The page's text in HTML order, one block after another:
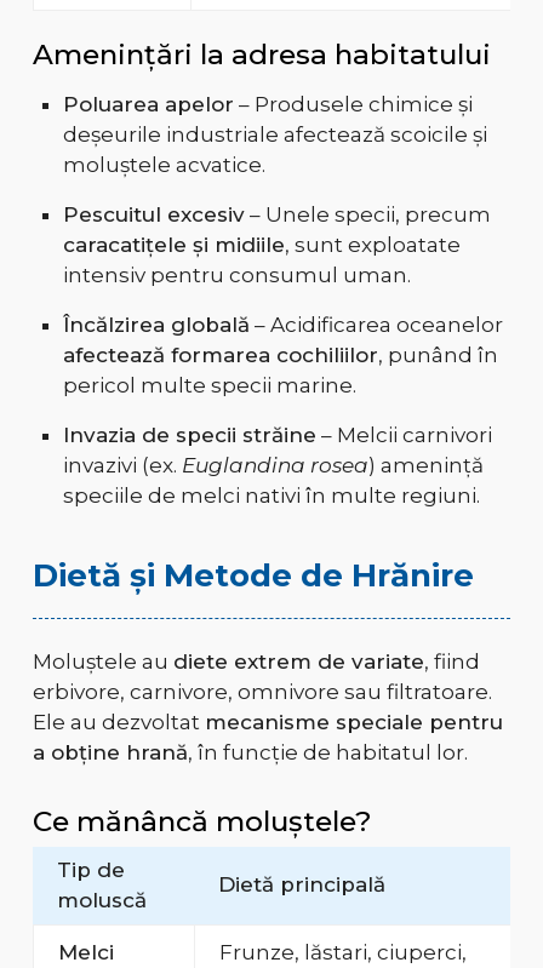
Amenințări la adresa habitatului
Poluarea apelor – Produsele chimice și
deșeurile industriale afectează scoicile și
moluștele acvatice.
Pescuitul excesiv– Unele specii, precum
caracatițele și midiile, sunt exploatate
intensiv pentru consumul uman.
Încălzirea globală – Acidificarea oceanelor
afectează formarea cochiliilor, punând în
pericol multe specii marine.
Invazia de specii străine – Melcii carnivori
invazivi (ex. Euglandina rosea) amenință
speciile de melci nativi în multe regiuni.
Dietă și Metode de Hrănire
Moluștele au diete extrem de variate, fiind
erbivore, carnivore, omnivore sau filtratoare.
Ele au dezvoltat mecanisme speciale pentru
a obține hrană, în funcție de habitatul lor.
Ce mănâncă moluștele?
Tip de
moluscă
Dietă principală
Melci
Frunze, lăstari, ciuperci,